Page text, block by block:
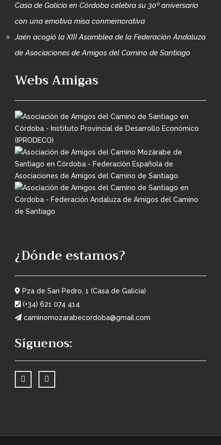
Casa de Galicia en Córdoba celebra su 30º aniversario
con una emotiva misa conmemorativa
Jaén acogió la XIII Asamblea de la Federación Andaluza
de Asociaciones de Amigos del Camino de Santiago
Webs Amigas
¿Dónde estamos?
Pza de San Pedro, 1 (Casa de Galicia)
(+34) 621 074 414
caminomozarabecordoba@gmail.com
Síguenos: